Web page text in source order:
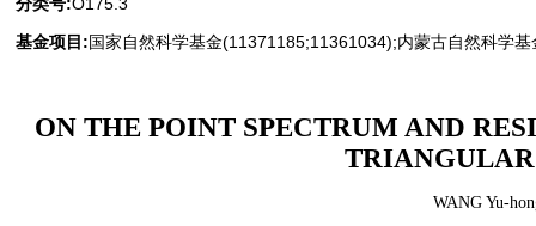
基金项目:国家自然科学基金(11371185;11361034);内蒙古自然科学
ON THE POINT SPECTRUM AND
WANG Yu-